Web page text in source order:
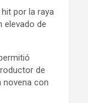
por la raya
elevado de
de
novena con